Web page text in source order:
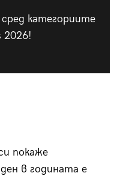
категориите
2026!
покаже
в годината е